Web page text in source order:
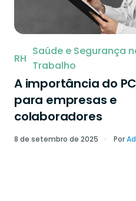
RH
Saúde e Segurança
Trabalho
A importância do
para empresas e
colaboradores
8 de setembro de 2025 Por